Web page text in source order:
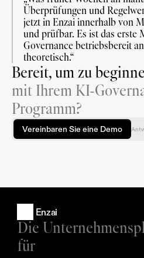
Überprüfungen und
jetzt in Enzai innerhalb von
und prüfbar. Es ist das erste
Governance betriebsbereit
theoretisch.“
Bereit, um zu
mit Ihrem KI-
Programm?
Vereinbaren Sie eine Demo
Enzai
Die
für